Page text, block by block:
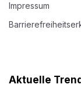
Impressum
Aktuelle